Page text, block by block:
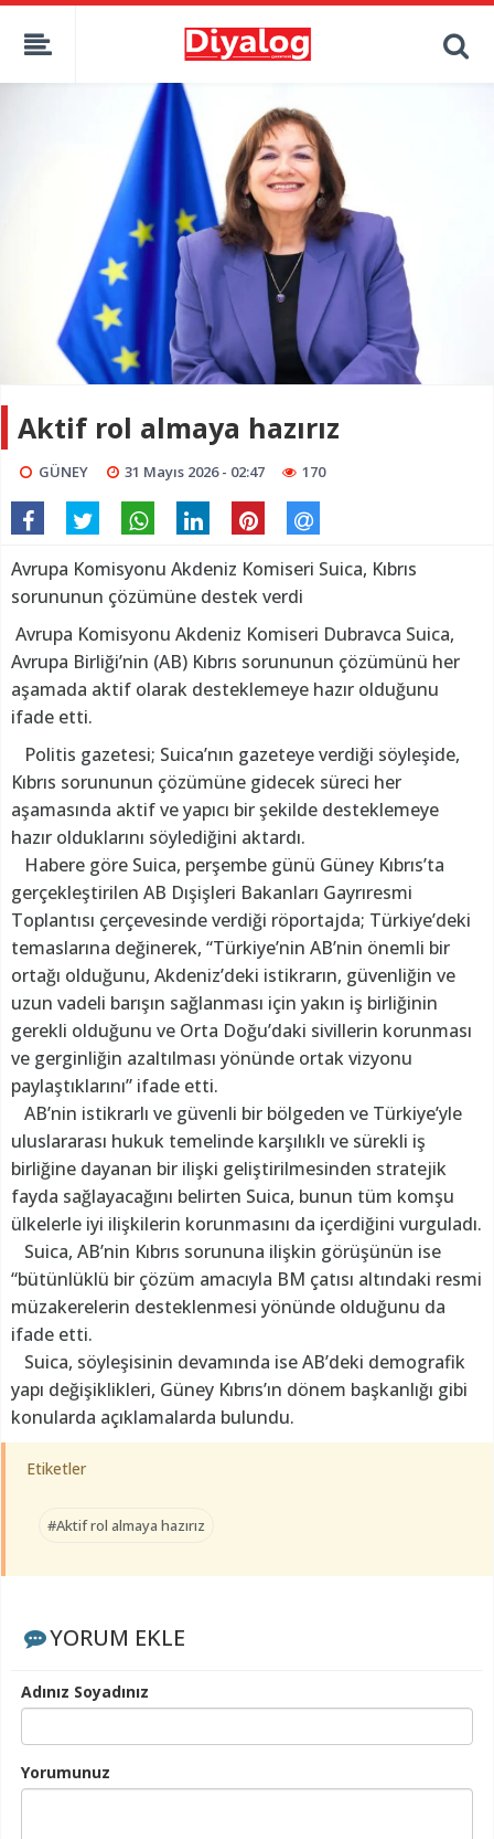
Aktif rol almaya hazırız
GÜNEY 31 Mayıs 2026 - 02:47 170
Avrupa Komisyonu Akdeniz Komiseri Suica, Kıbrıs
sorununun çözümüne destek verdi
Avrupa Komisyonu Akdeniz Komiseri Dubravca Suica,
Avrupa Birliği’nin (AB) Kıbrıs sorununun çözümünü her
aşamada aktif olarak desteklemeye hazır olduğunu
ifade etti.
Politis gazetesi; Suica’nın gazeteye verdiği söyleşide,
Kıbrıs sorununun çözümüne gidecek süreci her
aşamasında aktif ve yapıcı bir şekilde desteklemeye
hazır olduklarını söylediğini aktardı.
Habere göre Suica, perşembe günü Güney Kıbrıs’ta
gerçekleştirilen AB Dışişleri Bakanları Gayrıresmi
Toplantısı çerçevesinde verdiği röportajda; Türkiye’deki
temaslarına değinerek, “Türkiye’nin AB’nin önemli bir
ortağı olduğunu, Akdeniz’deki istikrarın, güvenliğin ve
uzun vadeli barışın sağlanması için yakın iş birliğinin
gerekli olduğunu ve Orta Doğu’daki sivillerin korunması
ve gerginliğin azaltılması yönünde ortak vizyonu
paylaştıklarını” ifade etti.
AB’nin istikrarlı ve güvenli bir bölgeden ve Türkiye’yle
uluslararası hukuk temelinde karşılıklı ve sürekli iş
birliğine dayanan bir ilişki geliştirilmesinden stratejik
fayda sağlayacağını belirten Suica, bunun tüm komşu
ülkelerle iyi ilişkilerin korunmasını da içerdiğini vurguladı.
Suica, AB’nin Kıbrıs sorununa ilişkin görüşünün ise
“bütünlüklü bir çözüm amacıyla BM çatısı altındaki resmi
müzakerelerin desteklenmesi yönünde olduğunu da
ifade etti.
Suica, söyleşisinin devamında ise AB’deki demografik
yapı değişiklikleri, Güney Kıbrıs’ın dönem başkanlığı gibi
konularda açıklamalarda bulundu.
Etiketler
#Aktif rol almaya hazırız
YORUM EKLE
Adınız Soyadınız
Yorumunuz